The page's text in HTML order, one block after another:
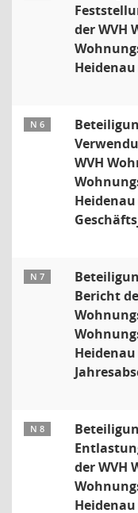
der WVH
Heidenau
N 6
WVH
N 7
Bericht
N 8
der WVH